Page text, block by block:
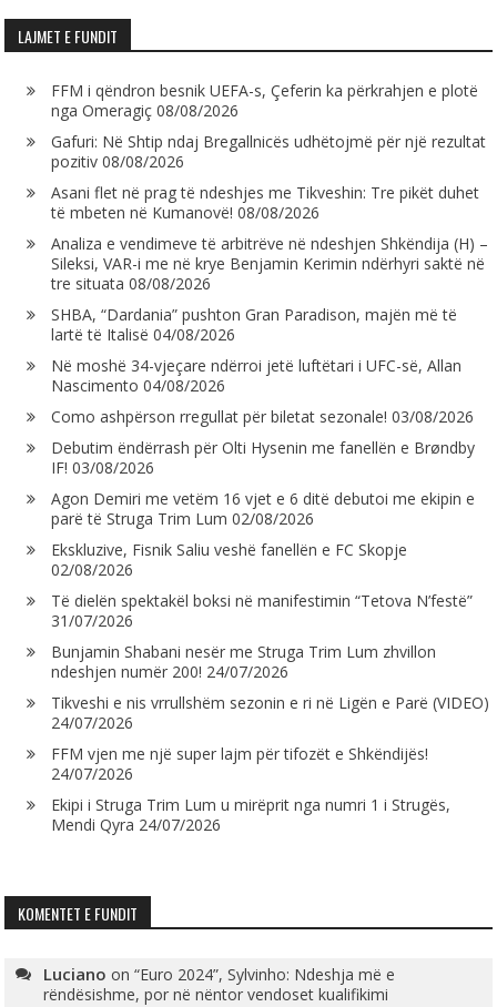
LAJMET E FUNDIT
FFM i qëndron besnik UEFA-s, Çeferin ka përkrahjen e plotë
nga Omeragiç 08/08/2026
Gafuri: Në Shtip ndaj Bregallnicës udhëtojmë për një rezultat
pozitiv 08/08/2026
Asani flet në prag të ndeshjes me Tikveshin: Tre pikët duhet
të mbeten në Kumanovë! 08/08/2026
Analiza e vendimeve të arbitrëve në ndeshjen Shkëndija (H) –
Sileksi, VAR-i me në krye Benjamin Kerimin ndërhyri saktë në
tre situata 08/08/2026
SHBA, “Dardania” pushton Gran Paradison, majën më të
lartë të Italisë 04/08/2026
Në moshë 34-vjeçare ndërroi jetë luftëtari i UFC-së, Allan
Nascimento 04/08/2026
Como ashpërson rregullat për biletat sezonale! 03/08/2026
Debutim ëndërrash për Olti Hysenin me fanellën e Brøndby
IF! 03/08/2026
Agon Demiri me vetëm 16 vjet e 6 ditë debutoi me ekipin e
parë të Struga Trim Lum 02/08/2026
Ekskluzive, Fisnik Saliu veshë fanellën e FC Skopje
02/08/2026
Të dielën spektakël boksi në manifestimin “Tetova N’festë”
31/07/2026
Bunjamin Shabani nesër me Struga Trim Lum zhvillon
ndeshjen numër 200! 24/07/2026
Tikveshi e nis vrrullshëm sezonin e ri në Ligën e Parë (VIDEO)
24/07/2026
FFM vjen me një super lajm për tifozët e Shkëndijës!
24/07/2026
Ekipi i Struga Trim Lum u mirëprit nga numri 1 i Strugës,
Mendi Qyra 24/07/2026
KOMENTET E FUNDIT
Luciano on“Euro 2024”, Sylvinho: Ndeshja më e
rëndësishme, por në nëntor vendoset kualifikimi